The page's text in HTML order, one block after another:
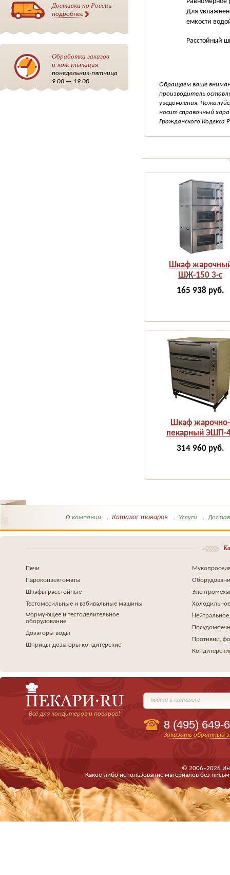
Для
емкости
Расстойный
Обращаем ваше
производитель
уведомления.
носит справочный
Гражданского Кодекса
Шкаф
ШЖ-150 3-с
165 938 руб.
Шкаф жарочно-
пекарный ЭШП-
314 960 руб.
Доставка по России
подробнее
Обработка заказов
и консультация
понедельник-пятница
9.00 — 19.00
О компании Каталог товаров Услуги
Печи
Пароконвектоматы
Шкафы расстойные
Тестомесильные и взбивальные машины
Формующее и тестоделительное
оборудование
Дозаторы воды
Шприцы-дозаторы кондитерские
Противни,
Всё для кондитеров и поваров!
найти в каталоге
8 (495) 649-
Заказать обратный
© 2006–2026
Какое-либо использование материалов без